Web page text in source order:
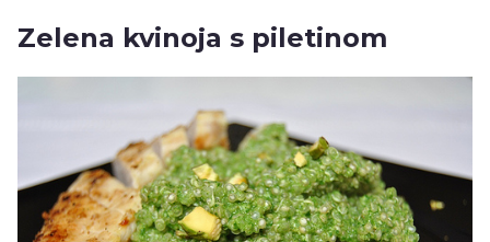
Zelena kvinoja s piletinom